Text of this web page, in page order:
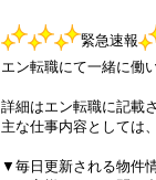
緊急速報
エン転職にて一緒に働
詳細はエン転職に記載
主な仕事内容としては、
▼毎日更新される物件